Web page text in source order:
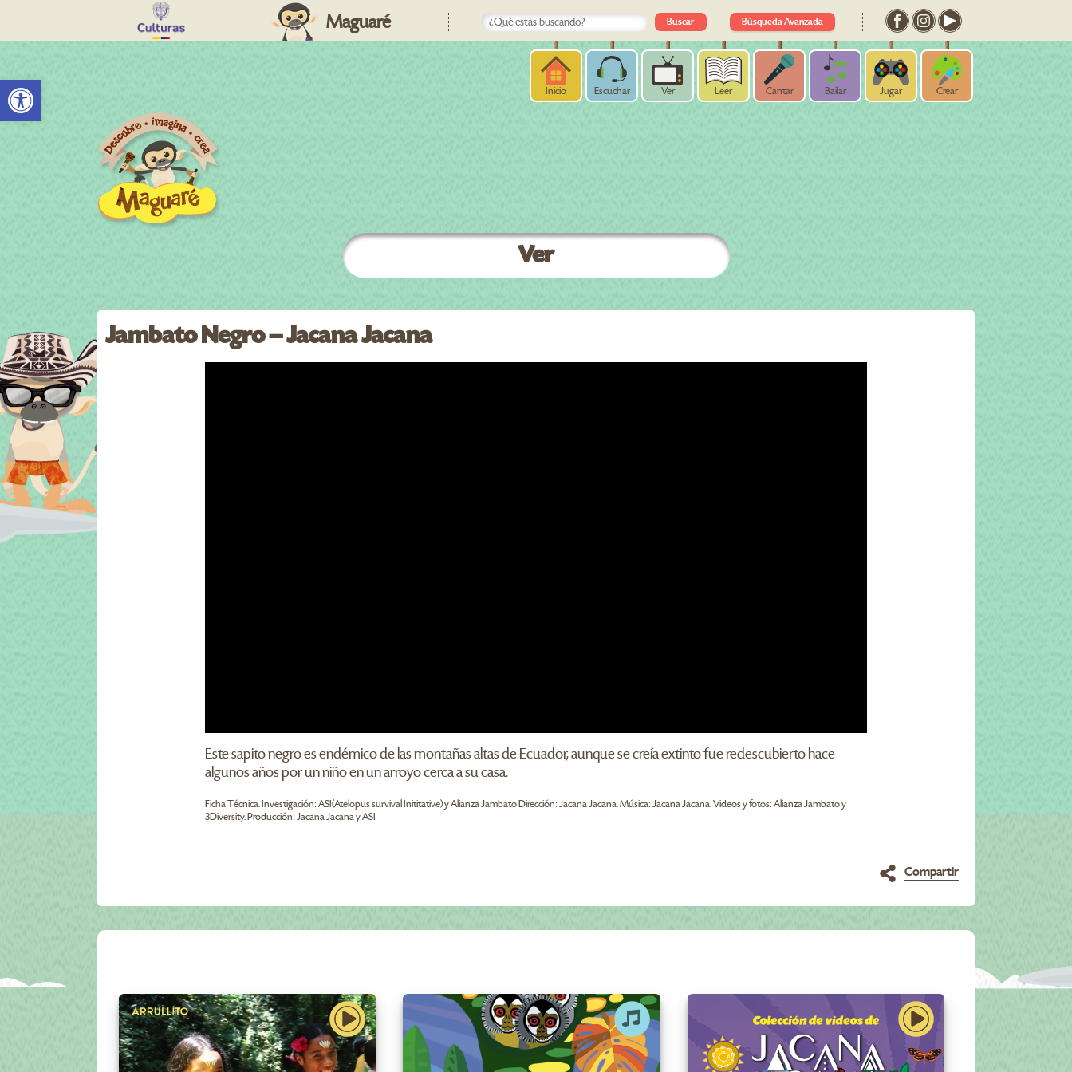
Abrir barra de herramientas
Maguaré Búsqueda Avanzada
Inicio Escuchar Ver Leer Cantar Bailar Jugar Crear
Ver
Jambato Negro – Jacana Jacana
Este sapito negro es endémico de las montañas altas de Ecuador, aunque se creía extinto fue redescubierto hace
algunos años por un niño en un arroyo cerca a su casa.
Ficha Técnica. Investigación: ASI(Atelopus survival Inititative) y Alianza Jambato Dirección: Jacana Jacana. Música: Jacana Jacana. Videos y fotos: Alianza Jambato y
3Diversity. Producción: Jacana Jacana y ASI
Compartir